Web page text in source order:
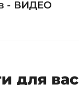
- ВИДЕО
для вас